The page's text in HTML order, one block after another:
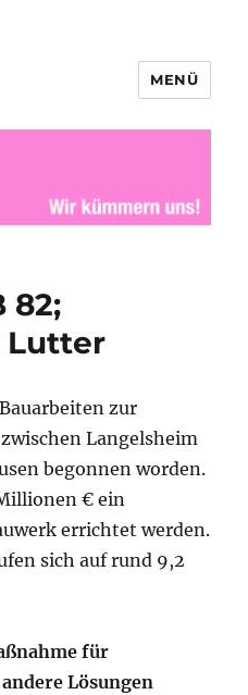
MENÜ
82;
Lutter
zur
Langelsheim
begonnen worden.
€ ein
errichtet werden.
sich auf rund 9,2
für
Lösungen